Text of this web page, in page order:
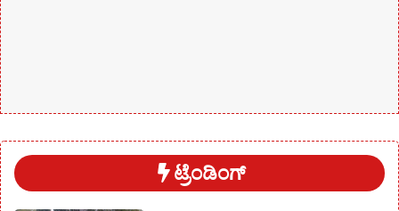
ಟ್ರೆಂಡಿಂಗ್